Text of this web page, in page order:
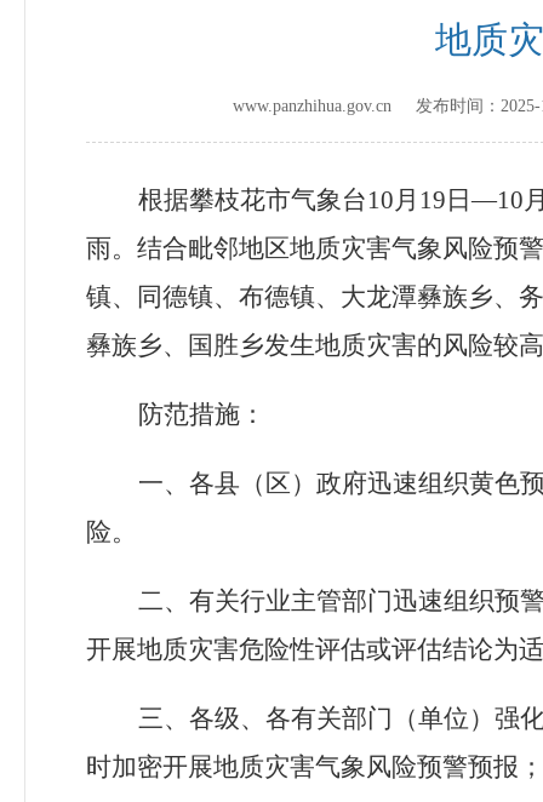
地质
www.panzhihua.gov.cn 发布时间：
根据攀枝花市气象台10月19日—10
雨。结合毗邻地区地质灾害气象风险预
镇、同德镇、布德镇、大龙潭彝族乡、
彝族乡、国胜乡发生地质灾害的风险较
防范措施：
一、各县（区）政府迅速组织黄色
险。
二、有关行业主管部门迅速组织预
开展地质灾害危险性评估或评估结论为
三、各级、各有关部门（单位）强
时加密开展地质灾害气象风险预警预报